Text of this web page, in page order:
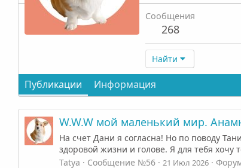
Сообщения
268
Найти
Публикации Информация
W.W.W мой маленький мир.
На счет Дани я согласна! Но по поводу
здоровой жизни и голове. Я для тебя хочу
Tatya
Сообщение №56 21 Июл 2026